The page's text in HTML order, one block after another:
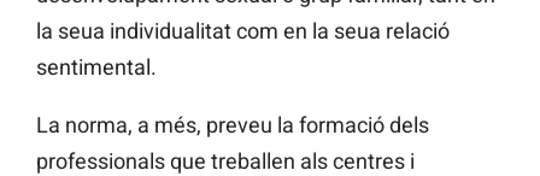
la seua individualitat com en la seua relació
sentimental.
La norma, a més, preveu la formació dels
professionals que treballen als centres i